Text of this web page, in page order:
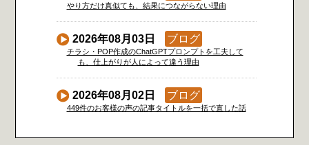
やり方だけ真似ても、結果につながらない理由
2026年08月03日 ブログ
チラシ・POP作成のChatGPTプロンプトを工夫して
も、仕上がりが人によって違う理由
2026年08月02日 ブログ
449件のお客様の声の記事タイトルを一括で直した話